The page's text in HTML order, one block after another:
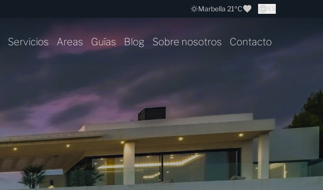
Marbella 21ºC ES
Servicios Areas Guías Blog Sobre nosotros Contacto